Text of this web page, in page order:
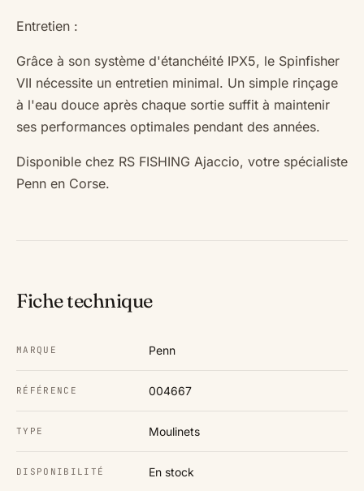
Entretien :
Grâce à son système d'étanchéité IPX5, le Spinfisher
VII nécessite un entretien minimal. Un simple rinçage
à l'eau douce après chaque sortie suffit à maintenir
ses performances optimales pendant des années.
Disponible chez RS FISHING Ajaccio, votre spécialiste
Penn en Corse.
Fiche technique
MARQUE Penn
RÉFÉRENCE 004667
TYPE Moulinets
DISPONIBILITÉ En stock